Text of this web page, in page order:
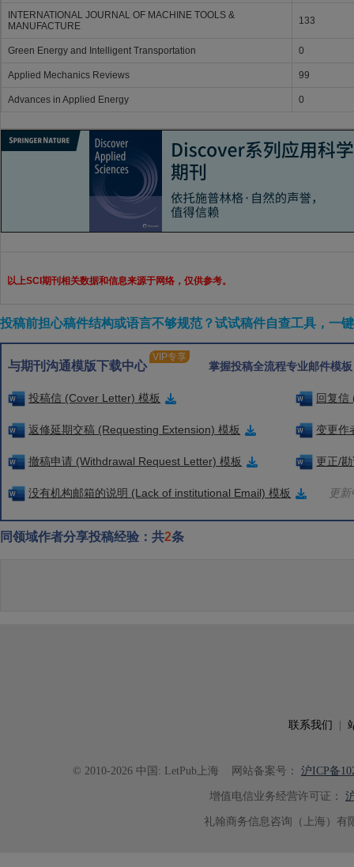
INTERNATIONAL JOURNAL OF MACHINE TOOLS &
MANUFACTURE
133
Green Energy and Intelligent Transportation 0
Applied Mechanics Reviews 99
Advances in Applied Energy 0
以上SCI期刊相关数据和信息来源于网络，仅供参考。
投稿前担心稿件结构或语言不够规范？试试稿件自查工具，一
与期刊沟通模版下载中心
VIP专享
掌握投稿全流程专业邮件模
投稿信 (Cover Letter) 模板 回复信
返修延期交稿 (Requesting Extension) 模板 变更作
撤稿申请 (Withdrawal Request Letter) 模板 更正/
没有机构邮箱的说明 (Lack of institutional Email) 模板 更
同领域作者分享投稿经验：共2条
联系我们
© 2010-2026 中国: LetPub上海 网站备案号： 沪ICP备
增值电信业务经营许可证：
礼翰商务信息咨询（上海）